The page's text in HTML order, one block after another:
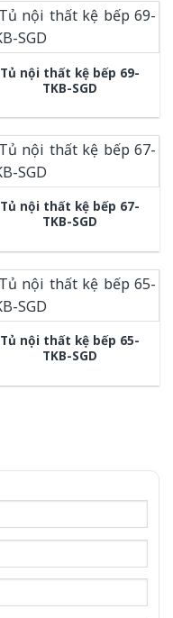
Tủ nội thất kệ bếp 69-
TKB-SGD
Tủ nội thất kệ bếp 67-
TKB-SGD
Tủ nội thất kệ bếp 65-
TKB-SGD